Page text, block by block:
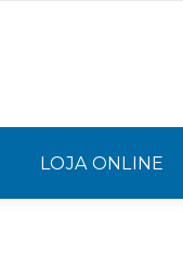
LOJA ONLINE